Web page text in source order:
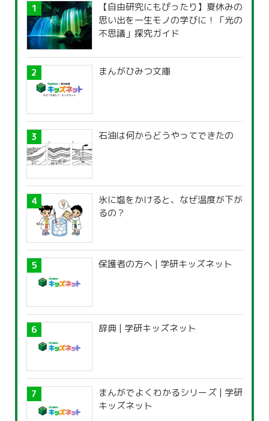
【自由研究にもぴったり】夏休みの
思い出を一生モノの学びに！「光の
不思議」探究ガイド
まんがひみつ文庫
石油は何からどうやってできたの
氷に塩をかけると、なぜ温度が下が
るの？
保護者の方へ | 学研キッズネット
辞典 | 学研キッズネット
まんがでよくわかるシリーズ | 学研
キッズネット